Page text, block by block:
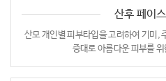
산후 페이
산모 개인별 피부타입을 고려하여 기미,
증대로 아름다운 피부를